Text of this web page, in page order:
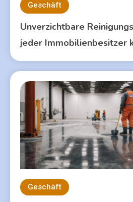
Geschäft
Unverzichtbare
jeder Immobilienbesitzer
Geschäft